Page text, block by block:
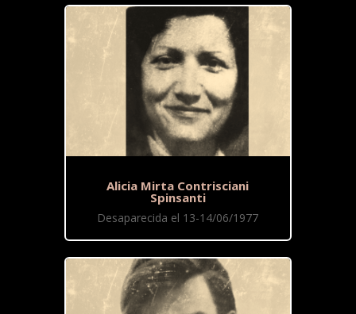
Alicia Mirta Contrisciani
Spinsanti
Desaparecida el 13-14/06/1977